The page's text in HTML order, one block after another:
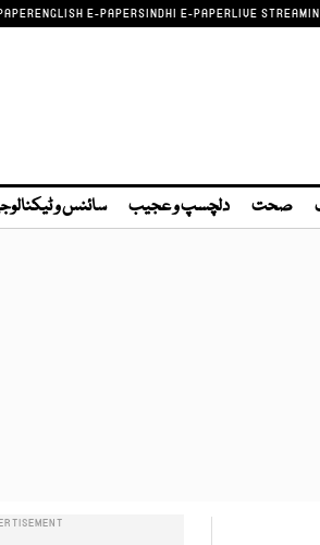
ENGLISH E-PAPERSINDHI E-PAPERLIVE
صحت دلچسپ و عجیب سائنس و